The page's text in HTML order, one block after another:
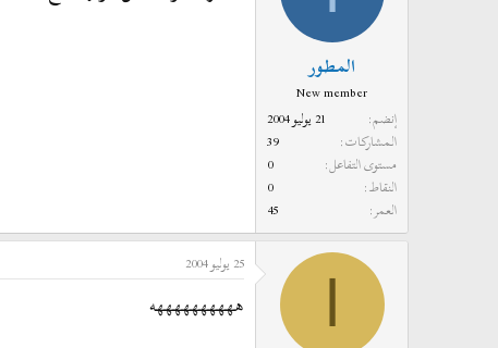
المطور
New member
إنضم
21 يوليو 2004
المشاركات
39
مستوى التفاعل
0
النقاط
0
العمر
45
25 يوليو 2004
ههههههههههه